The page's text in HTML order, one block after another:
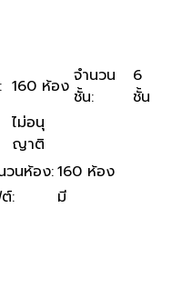
: 160 ห้อง จำนวน
ชั้น:
6
ชั้น
ไม่อนุ
ญาติ
วนห้อง:160 ห้อง
:
มี